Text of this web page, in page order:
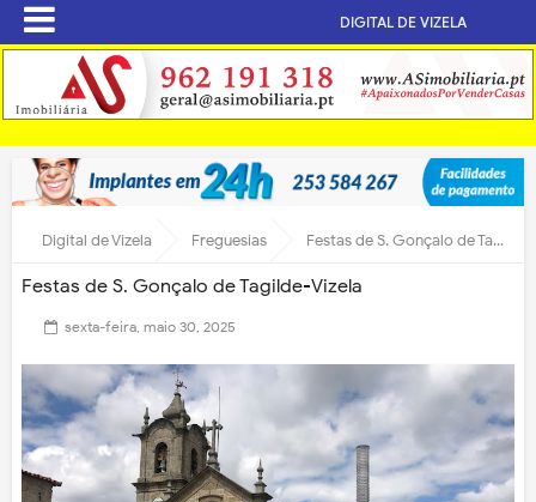
DIGITAL DE VIZELA
Digital de Vizela Freguesias Festas de S. Gonçalo de Tagilde-Vizela
Festas de S. Gonçalo de Tagilde-Vizela
sexta-feira, maio 30, 2025